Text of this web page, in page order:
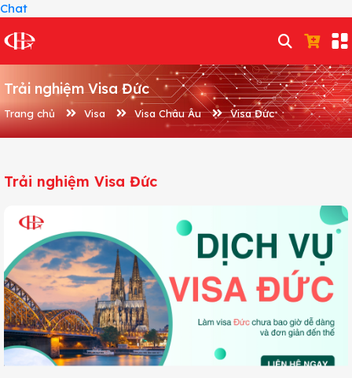
Chat
Trải nghiệm Visa Đức
Trang chủ Visa Visa Châu Âu Visa Đức
Trải nghiệm Visa Đức